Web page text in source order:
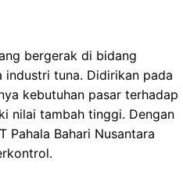
bergerak di bidang
industri tuna. Didirikan pada
kebutuhan pasar terhadap
nilai tambah tinggi. Dengan
Pahala Bahari Nusantara